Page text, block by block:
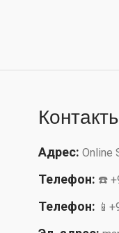
Адрес: Online
Телефон: ☎️
Телефон: